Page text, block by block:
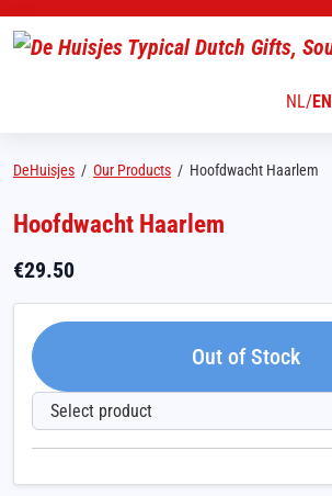
NL/EN
DeHuisjes / Our Products / Hoofdwacht Haarlem
Hoofdwacht Haarlem
€29.50
Out of Stock